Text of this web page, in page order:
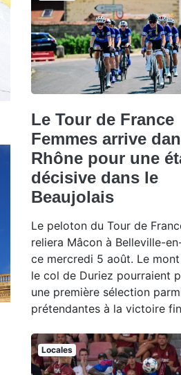
Le Tour de France
Femmes arrive
Rhône pour une
décisive dans le
Beaujolais
Le peloton du Tour de
reliera Mâcon à Belleville-
ce mercredi 5 août. Le
le col de Duriez pourraient
une première sélection
prétendantes à la victoire
Locales